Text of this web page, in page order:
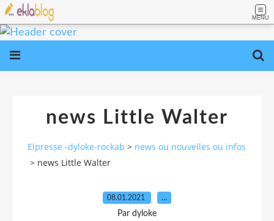
MENU
news Little Walter
Elpresse -dyloke-rockab > news ou nouvelles ou infos
> news Little Walter
08.01.2021 …
Par dyloke